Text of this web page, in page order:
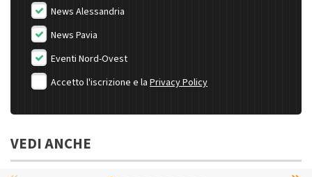
News Alessandria
News Pavia
Eventi Nord-Ovest
Accetto l'iscrizione e la Privacy Policy
VEDI ANCHE